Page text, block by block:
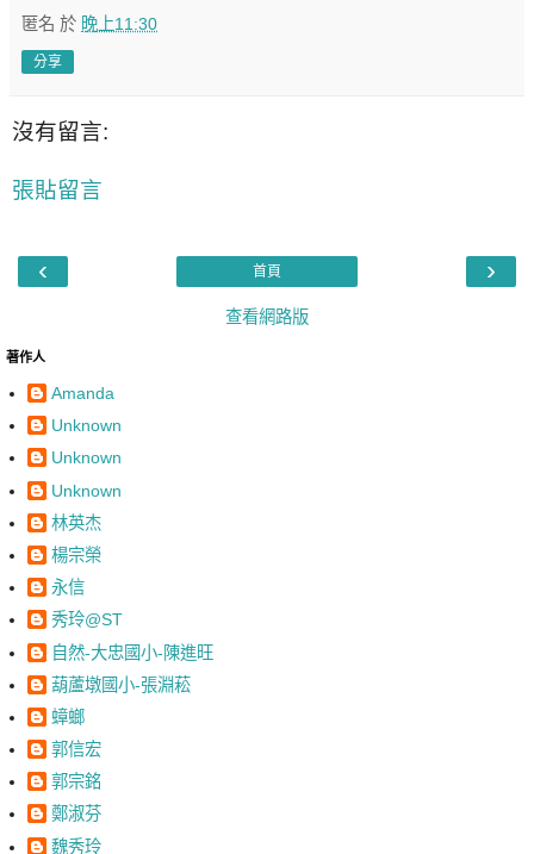
匿名 於 晚上11:30
分享
沒有留言:
張貼留言
‹ ›
首頁
查看網路版
著作人
Amanda
Unknown
Unknown
Unknown
林英杰
楊宗榮
永信
秀玲@ST
自然-大忠國小-陳進旺
葫蘆墩國小-張淵菘
蟑螂
郭信宏
郭宗銘
鄭淑芬
魏秀玲